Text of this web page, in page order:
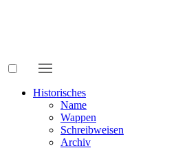
Historisches
Name
Wappen
Schreibweisen
Archiv